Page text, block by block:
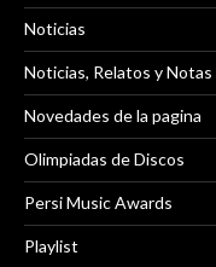
Noticias
Noticias, Relatos y Notas
Novedades de la pagina
Olimpiadas de Discos
Persi Music Awards
Playlist